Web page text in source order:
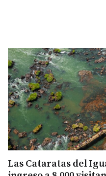
Las Cataratas del